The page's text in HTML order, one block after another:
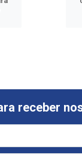
receber